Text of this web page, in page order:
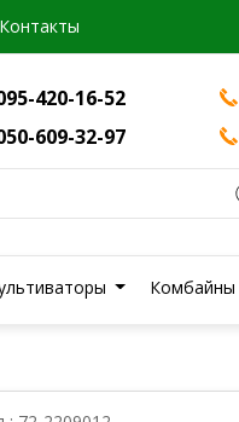
Контакты
420-16-52
609-32-97
Комбайны